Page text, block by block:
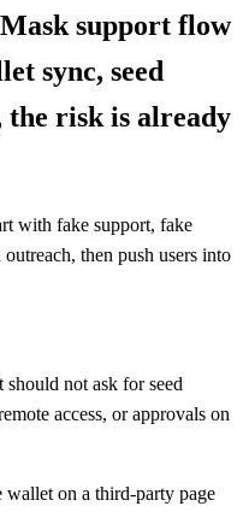
support flow
sync, seed
the risk is already
with fake support, fake
then push users into
not ask for seed
access, or approvals on
wallet on a third-party page